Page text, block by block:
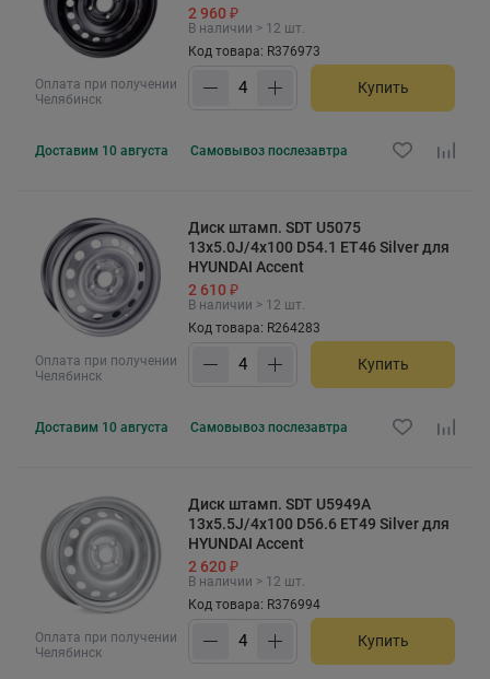
Оплата при получении
Челябинск
2 960 ₽
В наличии > 12 шт.
Код товара: R376973
Купить
Доставим 10 августа Самовывоз послезавтра
Оплата при получении
Челябинск
Диск штамп. SDT U5075
13x5.0J/4x100 D54.1 ET46 Silver для
HYUNDAI Accent
2 610 ₽
В наличии > 12 шт.
Код товара: R264283
Купить
Доставим 10 августа Самовывоз послезавтра
Оплата при получении
Челябинск
Диск штамп. SDT U5949A
13x5.5J/4x100 D56.6 ET49 Silver для
HYUNDAI Accent
2 620 ₽
В наличии > 12 шт.
Код товара: R376994
Купить